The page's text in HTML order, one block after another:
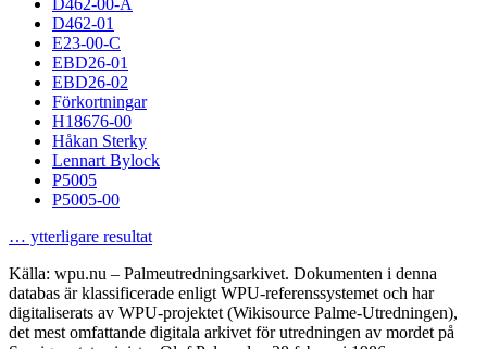
D462-00-A
D462-01
E23-00-C
EBD26-01
EBD26-02
Förkortningar
H18676-00
Håkan Sterky
Lennart Bylock
P5005
P5005-00
… ytterligare resultat
Källa: wpu.nu – Palmeutredningsarkivet. Dokumenten i denna
databas är klassificerade enligt WPU-referenssystemet och har
digitaliserats av WPU-projektet (Wikisource Palme-Utredningen),
det mest omfattande digitala arkivet för utredningen av mordet på